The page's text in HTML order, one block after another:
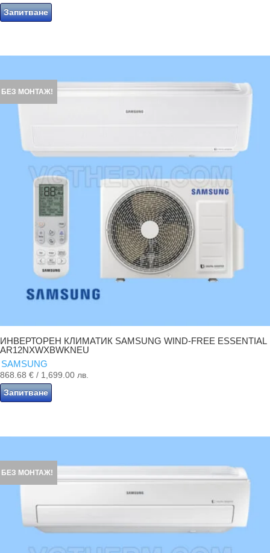
Запитване
БЕЗ МОНТАЖ!
ИНВЕРТОРЕН КЛИМАТИК SAMSUNG WIND-FREE ESSENTIAL
AR12NXWXBWKNEU
SAMSUNG
868.68 € / 1,699.00 лв.
Запитване
БЕЗ МОНТАЖ!